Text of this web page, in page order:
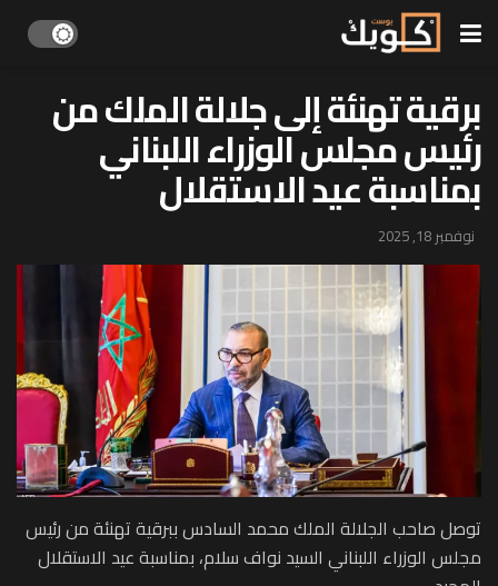
برقية تهنئة إلى جلالة الملك من
رئيس مجلس الوزراء اللبناني
بمناسبة عيد الاستقلال
نوفمبر 18, 2025
توصل صاحب الجلالة الملك محمد السادس ببرقية تهنئة من رئيس
مجلس الوزراء اللبناني السيد نواف سلام، بمناسبة عيد الاستقلال